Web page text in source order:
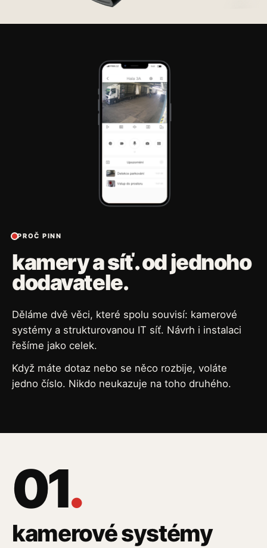
PROČ PINN
kamery a síť. od jednoho
dodavatele.
Děláme dvě věci, které spolu souvisí: kamerové
systémy a strukturovanou IT síť. Návrh i instalaci
řešíme jako celek.
Když máte dotaz nebo se něco rozbije, voláte
jedno číslo. Nikdo neukazuje na toho druhého.
01.
kamerové systémy